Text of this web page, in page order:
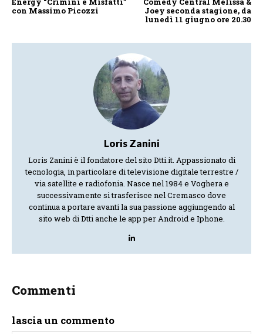
con Massimo Picozzi
Joey seconda stagione, da
lunedì 11 giugno ore 20.30
Loris Zanini
Loris Zanini è il fondatore del sito Dtti.it. Appassionato di
tecnologia, in particolare di televisione digitale terrestre /
via satellite e radiofonia. Nasce nel 1984 e Voghera e
successivamente si trasferisce nel Cremasco dove
continua a portare avanti la sua passione aggiungendo al
sito web di Dtti anche le app per Android e Iphone.
Commenti
lascia un commento